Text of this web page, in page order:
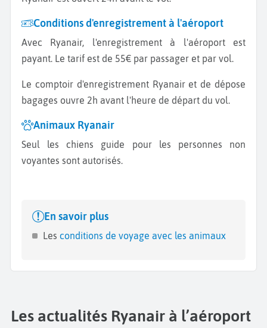
Conditions d'enregistrement à l'aéroport
Avec Ryanair, l'enregistrement à l'aéroport est
payant. Le tarif est de 55€ par passager et par vol.
Le comptoir d'enregistrement Ryanair et de dépose
bagages ouvre 2h avant l'heure de départ du vol.
Animaux Ryanair
Seul les chiens guide pour les personnes non
voyantes sont autorisés.
En savoir plus
Les conditions de voyage avec les animaux
Les actualités Ryanair à l’aéroport